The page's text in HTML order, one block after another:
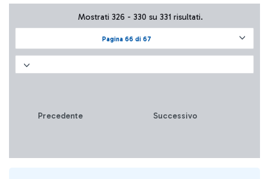
Pagina 66 di 67
Mostrati 326 - 330 su 331 risultati.
Precedente Successivo